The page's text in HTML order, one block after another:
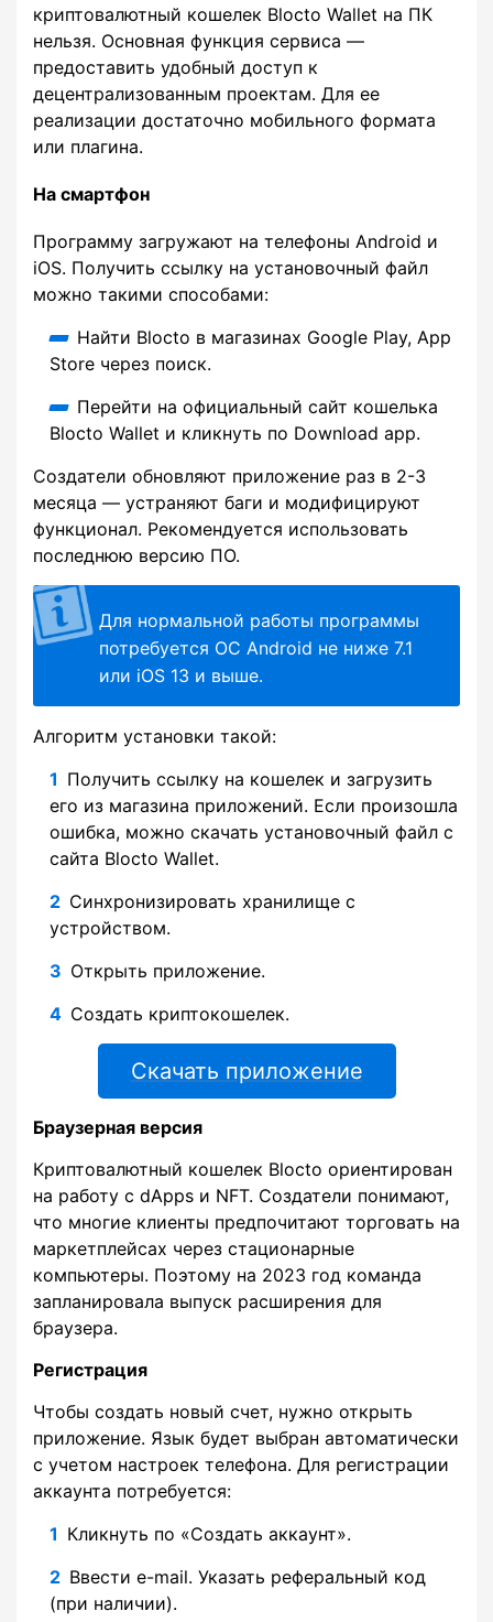
криптовалютный кошелек Blocto Wallet на ПК
нельзя. Основная функция сервиса —
предоставить удобный доступ к
децентрализованным проектам. Для ее
реализации достаточно мобильного формата
или плагина.
На смартфон
Программу загружают на телефоны Android и
iOS. Получить ссылку на установочный файл
можно такими способами:
Найти Blocto в магазинах Google Play, App
Store через поиск.
Перейти на официальный сайт кошелька
Blocto Wallet и кликнуть по Download app.
Создатели обновляют приложение раз в 2-3
месяца — устраняют баги и модифицируют
функционал. Рекомендуется использовать
последнюю версию ПО.
Для нормальной работы программы
потребуется ОС Android не ниже 7.1
или iOS 13 и выше.
Алгоритм установки такой:
Получить ссылку на кошелек и загрузить
его из магазина приложений. Если произошла
ошибка, можно скачать установочный файл с
сайта Blocto Wallet.
Синхронизировать хранилище с
устройством.
Открыть приложение.
Создать криптокошелек.
Скачать приложение
Браузерная версия
Криптовалютный кошелек Blocto ориентирован
на работу с dApps и NFT. Создатели понимают,
что многие клиенты предпочитают торговать на
маркетплейсах через стационарные
компьютеры. Поэтому на 2023 год команда
запланировала выпуск расширения для
браузера.
Регистрация
Чтобы создать новый счет, нужно открыть
приложение. Язык будет выбран автоматически
с учетом настроек телефона. Для регистрации
аккаунта потребуется:
Кликнуть по «Создать аккаунт».
Ввести e-mail. Указать реферальный код
(при наличии).